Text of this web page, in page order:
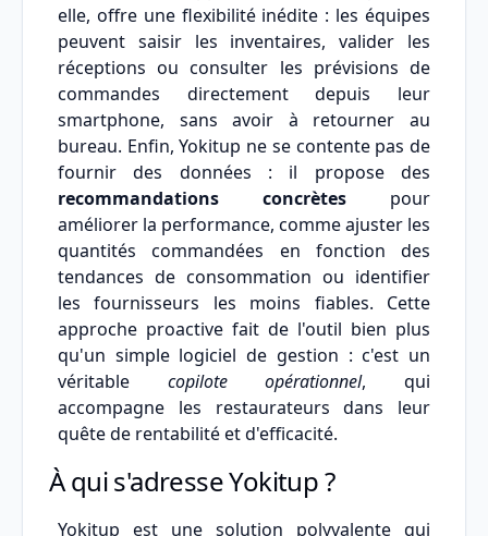
elle, offre une flexibilité inédite : les équipes
peuvent saisir les inventaires, valider les
réceptions ou consulter les prévisions de
commandes directement depuis leur
smartphone, sans avoir à retourner au
bureau. Enfin, Yokitup ne se contente pas de
fournir des données : il propose des
recommandations concrètes pour
améliorer la performance, comme ajuster les
quantités commandées en fonction des
tendances de consommation ou identifier
les fournisseurs les moins fiables. Cette
approche proactive fait de l'outil bien plus
qu'un simple logiciel de gestion : c'est un
véritable copilote opérationnel, qui
accompagne les restaurateurs dans leur
quête de rentabilité et d'efficacité.
À qui s'adresse Yokitup ?
Yokitup est une solution polyvalente qui